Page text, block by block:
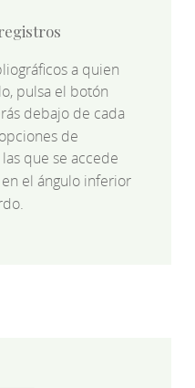
a quien
pulsa el botón
debajo de cada
de
las que se accede
el ángulo inferior